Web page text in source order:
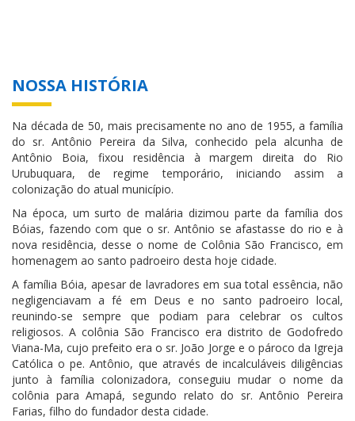
NOSSA HISTÓRIA
Na década de 50, mais precisamente no ano de 1955, a família
do sr. Antônio Pereira da Silva, conhecido pela alcunha de
Antônio Boia, fixou residência à margem direita do Rio
Urubuquara, de regime temporário, iniciando assim a
colonização do atual município.
Na época, um surto de malária dizimou parte da família dos
Bóias, fazendo com que o sr. Antônio se afastasse do rio e à
nova residência, desse o nome de Colônia São Francisco, em
homenagem ao santo padroeiro desta hoje cidade.
A família Bóia, apesar de lavradores em sua total essência, não
negligenciavam a fé em Deus e no santo padroeiro local,
reunindo-se sempre que podiam para celebrar os cultos
religiosos. A colônia São Francisco era distrito de Godofredo
Viana-Ma, cujo prefeito era o sr. João Jorge e o pároco da Igreja
Católica o pe. Antônio, que através de incalculáveis diligências
junto à família colonizadora, conseguiu mudar o nome da
colônia para Amapá, segundo relato do sr. Antônio Pereira
Farias, filho do fundador desta cidade.